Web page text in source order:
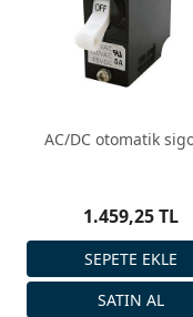
AC/DC otomatik
1.459,25 TL